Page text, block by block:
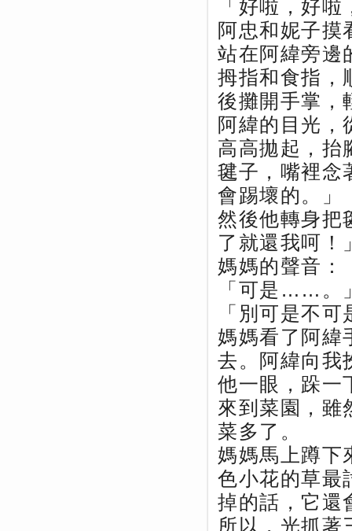
「好啦，好
阿忠和妮子摸
站在阿緯旁邊
拇指和食指，
後攤開手掌，
阿緯的目光，
高高拋起，抬
毽子，嘴裡念
會踢壞的。」
然後他轉身把
了就還我呵！
媽媽的聲音：
「可是……。
「別可是不
媽媽看了阿緯
去。阿緯向我
他一眼，跺一
來到菜園，雖
菜多了。
媽媽馬上蹲下
色小花的草最
掉的話，它還
所以，光抓著